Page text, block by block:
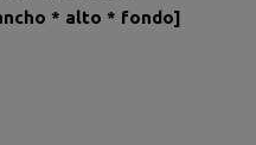
* alto * fondo]